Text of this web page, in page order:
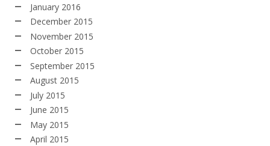
January 2016
December 2015
November 2015
October 2015
September 2015
August 2015
July 2015
June 2015
May 2015
April 2015